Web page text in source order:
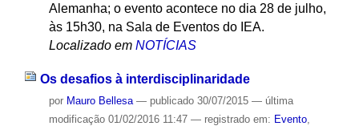
Alemanha; o evento acontece no dia 28 de julho,
às 15h30, na Sala de Eventos do IEA.
Localizado em NOTÍCIAS
Os desafios à interdisciplinaridade
por Mauro Bellesa — publicado30/07/2015 — última
modificação01/02/2016 11:47 — registrado em: Evento,